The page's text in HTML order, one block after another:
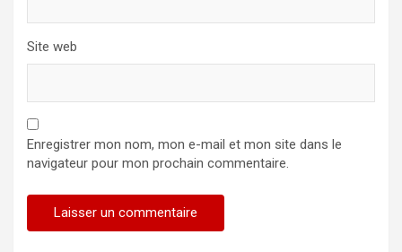
Site web
Enregistrer mon nom, mon e-mail et mon site dans le
navigateur pour mon prochain commentaire.